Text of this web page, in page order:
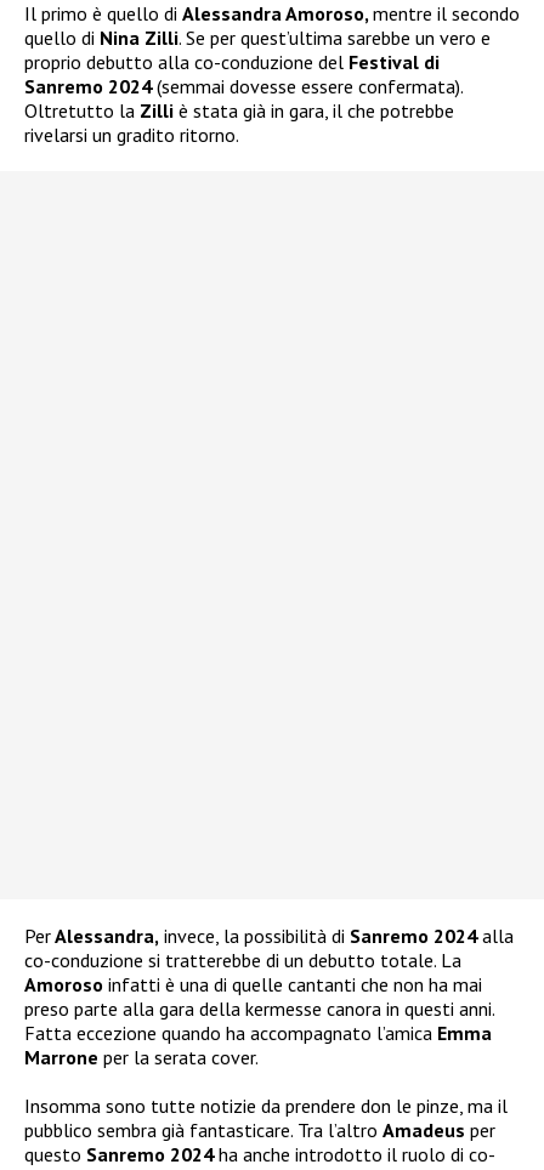
Il primo è quello di Alessandra Amoroso,mentre il secondo
quello di Nina Zilli. Se per quest’ultima sarebbe un vero e
proprio debutto alla co-conduzione del Festival di
Sanremo 2024(semmai dovesse essere confermata).
Oltretutto la Zilli è stata già in gara, il che potrebbe
rivelarsi un gradito ritorno.
PerAlessandra, invece, la possibilità di Sanremo 2024alla
co-conduzione si tratterebbe di un debutto totale. La
Amoroso infatti è una di quelle cantanti che non ha mai
preso parte alla gara della kermesse canora in questi anni.
Fatta eccezione quando ha accompagnato l’amica Emma
Marrone per la serata cover.
Insomma sono tutte notizie da prendere don le pinze, ma il
pubblico sembra già fantasticare. Tra l’altro Amadeus per
questo Sanremo 2024ha anche introdotto il ruolo di co-